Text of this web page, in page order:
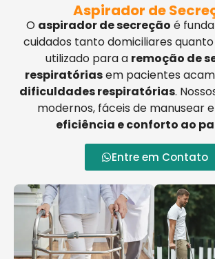
Aspirador de
O aspirador de secreção é
cuidados tanto domiciliares
utilizado para a remoção de
respiratóriasem pacientes
dificuldades respiratórias.
modernos, fáceis de manusear
eficiência e conforto ao
Entre em Contato